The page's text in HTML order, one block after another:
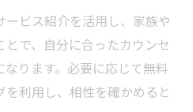
事前問い合わせで得られ
ビス紹介を活用し、家族や
で、自分に合ったカウンセ
ります。必要に応じて無料
利用し、相性を確かめると